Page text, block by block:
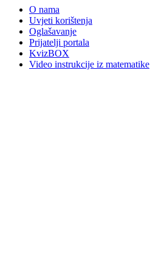
O nama
Uvjeti korištenja
Oglašavanje
Prijatelji portala
KvizBOX
Video instrukcije iz matematike